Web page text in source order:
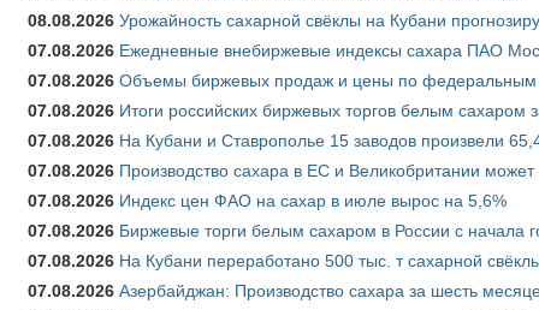
08.08.2026 Урожайность сахарной свёклы на Кубани
07.08.2026 Ежедневные внебиржевые индексы сахара ПАО
07.08.2026 Объемы биржевых продаж и цены по федеральным
07.08.2026 Итоги российских биржевых торгов белым сахаром
07.08.2026 На Кубани и Ставрополье 15 заводов произвели
07.08.2026 Производство сахара в ЕС и Великобритании
07.08.2026 Индекс цен ФАО на сахар в июле вырос на 5,6%
07.08.2026 Биржевые торги белым сахаром в России с начала
07.08.2026 На Кубани переработано 500 тыс. т сахарной
07.08.2026 Азербайджан: Производство сахара за шесть